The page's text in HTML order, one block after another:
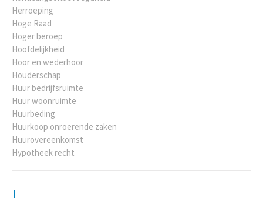
Herroeping
Hoge Raad
Hoger beroep
Hoofdelijkheid
Hoor en wederhoor
Houderschap
Huur bedrijfsruimte
Huur woonruimte
Huurbeding
Huurkoop onroerende zaken
Huurovereenkomst
Hypotheek recht